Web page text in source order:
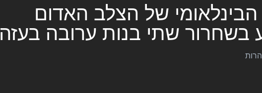
של הצלב האדום
בשחרור שתי בנות ערובה בעזה